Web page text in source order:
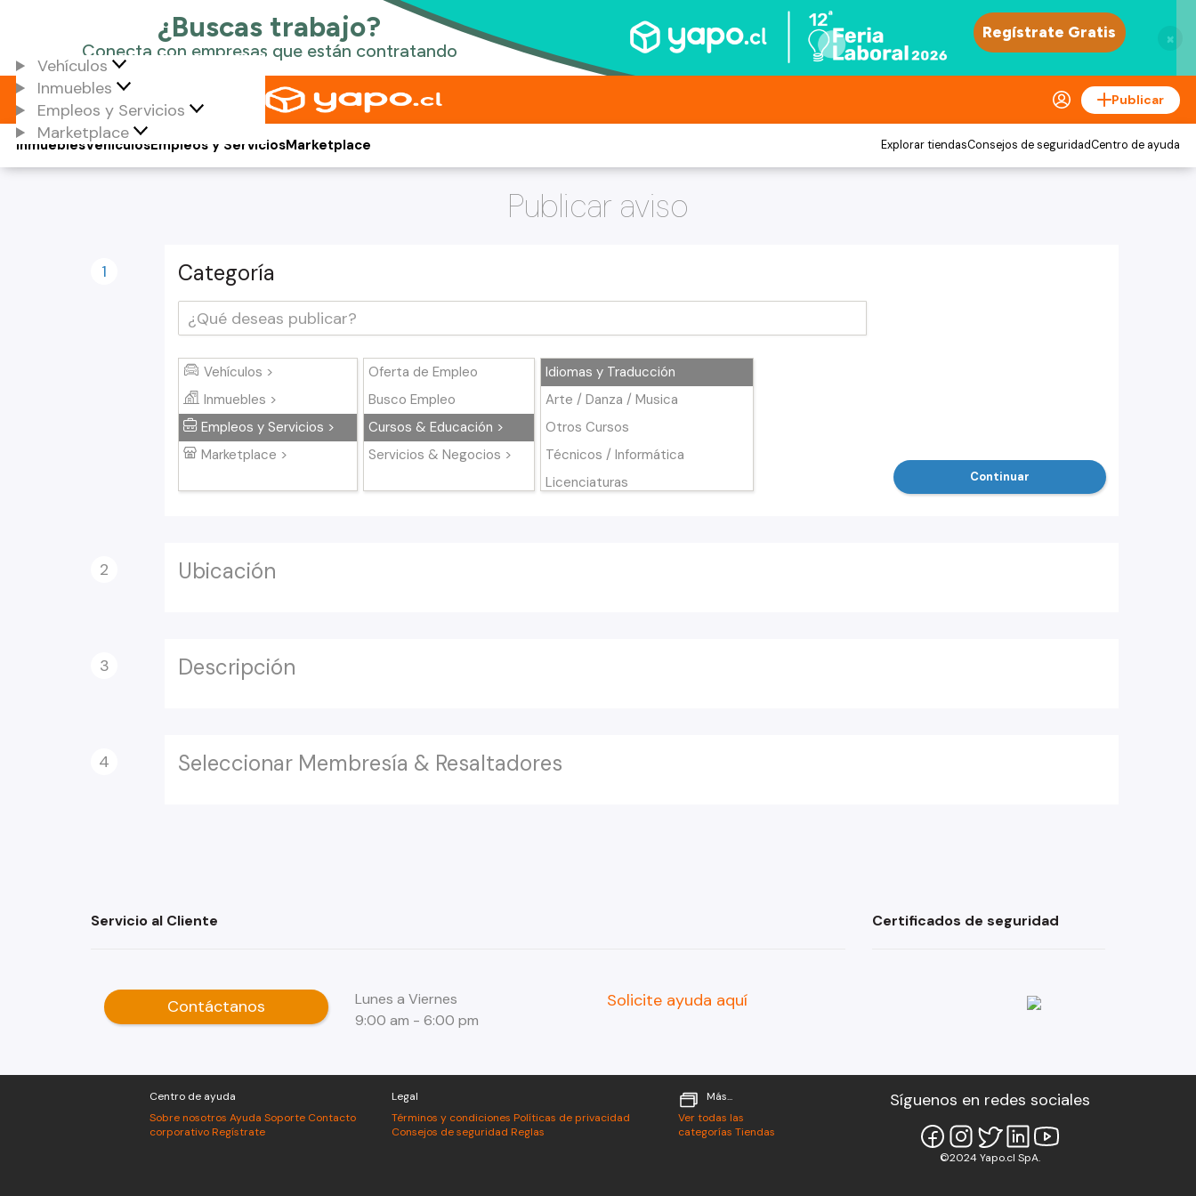
×
Vehículos
Inmuebles
Empleos y Servicios
Marketplace
Publicar
Vehículos
Inmuebles Empleos y ServiciosMarketplace Explorar tiendasConsejos de seguridadCentro de ayuda
Publicar aviso
1 Categoría
Vehículos >
Inmuebles >
Empleos y Servicios >
Marketplace >
Oferta de Empleo
Busco Empleo
Cursos & Educación >
Servicios & Negocios >
Idiomas y Traducción
Arte / Danza / Musica
Otros Cursos
Técnicos / Informática
Licenciaturas
2 Ubicación
3 Descripción
4 Seleccionar Membresía & Resaltadores
Servicio al Cliente
Contáctanos
Lunes a Viernes
9:00 am - 6:00 pm
Solicite ayuda aquí
Certificados de seguridad
Centro de ayuda
Sobre nosotros Ayuda Soporte Contacto
corporativo Regístrate
Legal
Términos y condiciones Políticas de privacidad
Consejos de seguridad Reglas
Más...
Ver todas las
categorías Tiendas
Síguenos en redes sociales
©2024 Yapo.cl SpA.